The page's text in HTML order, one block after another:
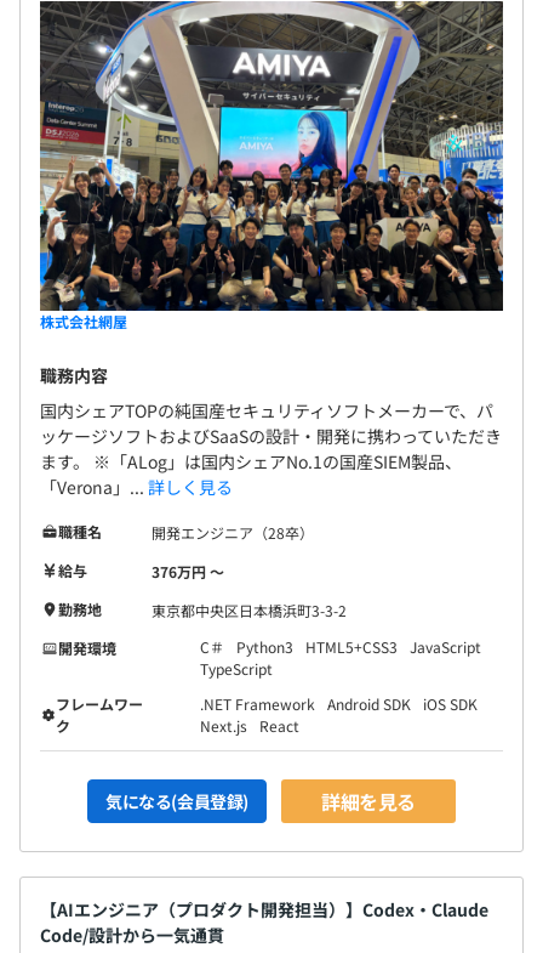
MBOと呼ばれる目標管理制度に基づき評価します。
上司から一方的に指示されるのではなく、自身が上司やリ
ーダーと共に話し合い目標を設定していきます。
例え目標に達していなくても、プロセスや行動指針などを
考慮し評価をします。
成となります。
開発本部はALog開発部、Verona開発部、品質管理部で構
成されており、開発者は開発に専念できます。
無期雇用
株式会社網屋
職務内容
国内シェアTOPの純国産セキュリティソフトメーカーで、パ
ッケージソフトおよびSaaSの設計・開発に携わっていただき
ます。 ※「ALog」は国内シェアNo.1の国産SIEM製品、
「Verona」... 詳しく見る
職種名
開発エンジニア（28卒）
給与
376万円 〜
勤務地
東京都中央区日本橋浜町3-3-2
開発環境
C＃ Python3 HTML5+CSS3
JavaScript
TypeScript
フレームワー
ク
.NET Framework Android SDK
iOS SDK
Next.js
React
気になる(会員登録) 詳細を見る
【AIエンジニア（プロダクト開発担当）】Codex・Claude
Code/設計から一気通貫